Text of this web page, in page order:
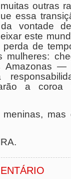
outras
essa
vontade
este
de
mulheres:
Amazonas
a
mas